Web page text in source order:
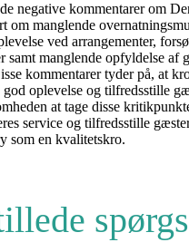
negative kommentarer om
om manglende
ved arrangementer,
samt manglende opfyldelse af
kommentarer tyder på, at
god oplevelse og tilfredsstille
at tage disse
service og tilfredsstille
som en kvalitetskro.